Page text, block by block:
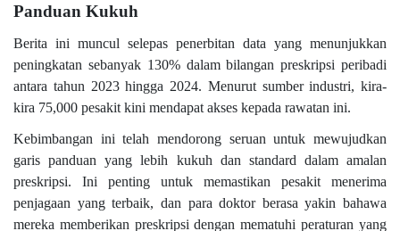
Panduan Kukuh
Berita ini muncul selepas penerbitan data yang menunjukkan
peningkatan sebanyak 130% dalam bilangan preskripsi peribadi
antara tahun 2023 hingga 2024. Menurut sumber industri, kira-
kira 75,000 pesakit kini mendapat akses kepada rawatan ini.
Kebimbangan ini telah mendorong seruan untuk mewujudkan
garis panduan yang lebih kukuh dan standard dalam amalan
preskripsi. Ini penting untuk memastikan pesakit menerima
penjagaan yang terbaik, dan para doktor berasa yakin bahawa
mereka memberikan preskripsi dengan mematuhi peraturan yang